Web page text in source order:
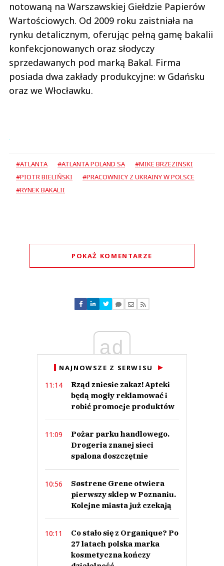
notowaną na Warszawskiej Giełdzie Papierów
Wartościowych. Od 2009 roku zaistniała na
rynku detalicznym, oferując pełną gamę bakalii
konfekcjonowanych oraz słodyczy
sprzedawanych pod marką Bakal. Firma
posiada dwa zakłady produkcyjne: w Gdańsku
oraz we Włocławku.
#ATLANTA #ATLANTA POLAND SA
#MIKE BRZEZINSKI
#PIOTR BIELIŃSKI
#PRACOWNICY Z UKRAINY W POLSCE
#RYNEK BAKALII
POKAŻ KOMENTARZE
Nie znaleziono komentarzy
Zostaw swoje komentarze
Anuluj
ad
NAJNOWSZE Z SERWISU
11:14
Rząd zniesie zakaz! Apteki
będą mogły reklamować i
robić promocje produktów
11:09
Pożar parku handlowego.
Drogeria znanej sieci
spalona doszczętnie
10:56
Søstrene Grene otwiera
pierwszy sklep w Poznaniu.
Kolejne miasta już czekają
10:11
Co stało się z Organique? Po
27 latach polska marka
kosmetyczna kończy